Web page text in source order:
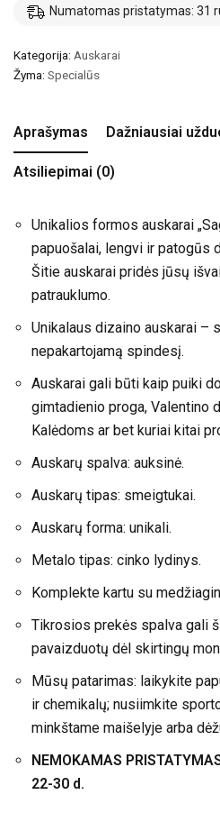
Numatomas pristatymas: 31
Kategorija: Auskarai
Žyma: Specialūs
Aprašymas Dažniausiai
Atsiliepimai (0)
Unikalios formos auskarai
papuošalai, lengvi ir patogūs
Šitie auskarai pridės jūsų
patrauklumo.
Unikalaus dizaino auskarai –
nepakartojamą spindesį.
Auskarai gali būti kaip puiki
gimtadienio proga, Valentino
Kalėdoms ar bet kuriai kitai
Auskarų spalva: auksinė.
Auskarų tipas: smeigtukai.
Auskarų forma: unikali.
Metalo tipas: cinko lydinys.
Komplekte kartu su
Tikrosios prekės spalva gali
pavaizduotų dėl skirtingų
Mūsų patarimas: laikykite
ir chemikalų; nusiimkite
minkštame maišelyje arba
NEMOKAMAS
22-30 d.